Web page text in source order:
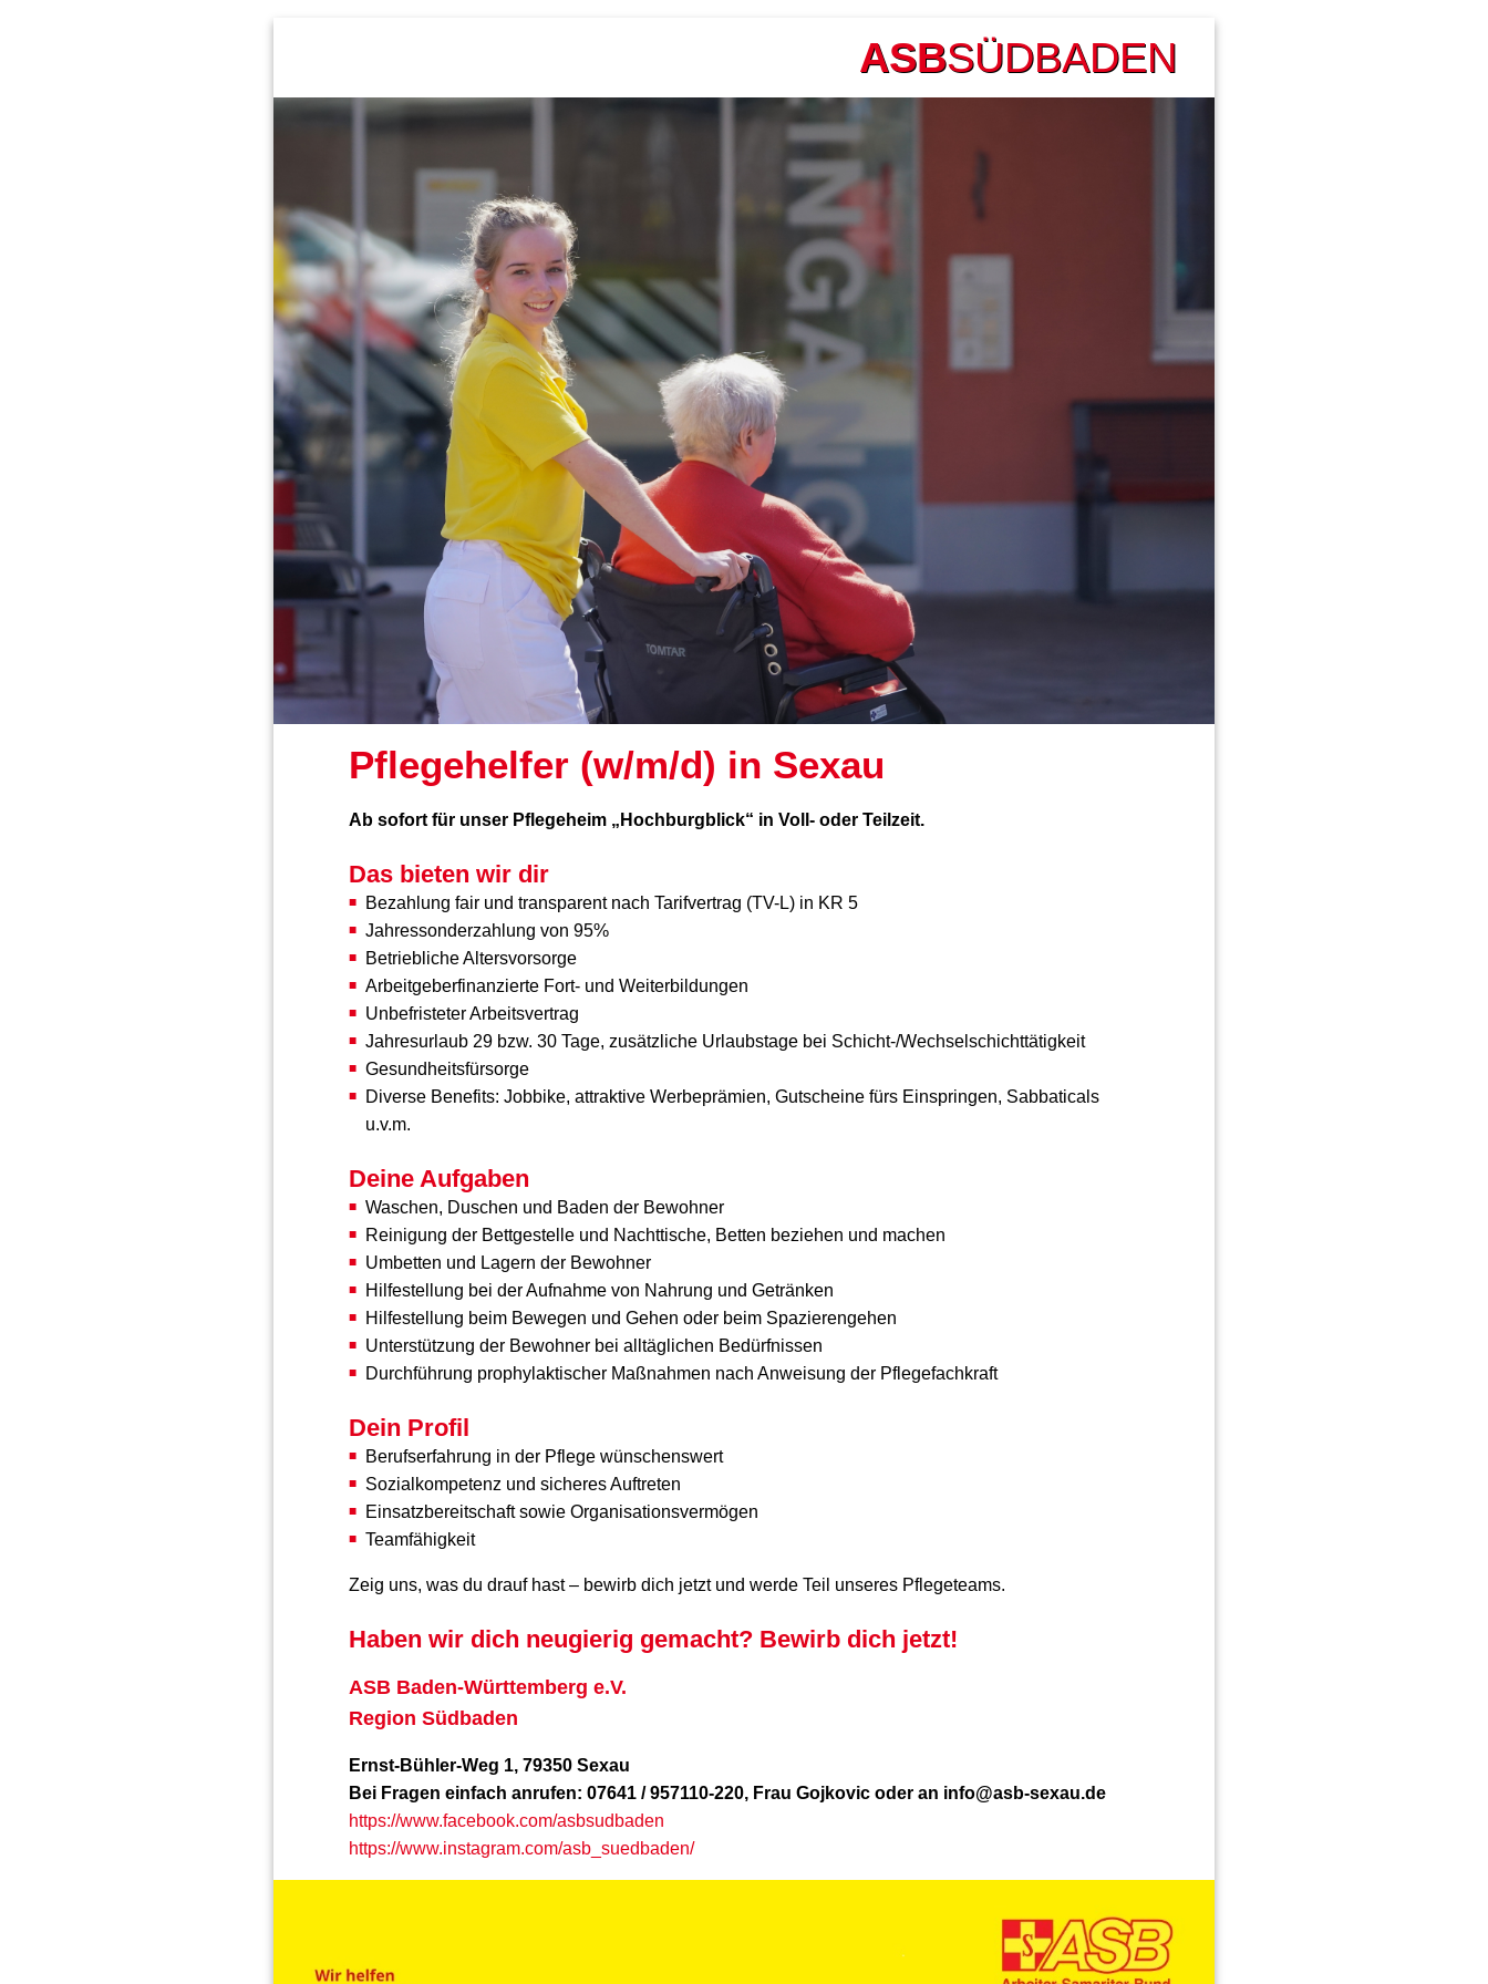
ASBSÜDBADEN
Pflegehelfer (w/m/d) in Sexau
Ab sofort für unser Pflegeheim „Hochburgblick“ in Voll- oder Teilzeit.
Das bieten wir dir
Bezahlung fair und transparent nach Tarifvertrag (TV-L) in KR 5
Jahressonderzahlung von 95%
Betriebliche Altersvorsorge
Arbeitgeberfinanzierte Fort- und Weiterbildungen
Unbefristeter Arbeitsvertrag
Jahresurlaub 29 bzw. 30 Tage, zusätzliche Urlaubstage bei Schicht-/Wechselschichttätigkeit
Gesundheitsfürsorge
Diverse Benefits: Jobbike, attraktive Werbeprämien, Gutscheine fürs Einspringen, Sabbaticals
u.v.m.
Deine Aufgaben
Waschen, Duschen und Baden der Bewohner
Reinigung der Bettgestelle und Nachttische, Betten beziehen und machen
Umbetten und Lagern der Bewohner
Hilfestellung bei der Aufnahme von Nahrung und Getränken
Hilfestellung beim Bewegen und Gehen oder beim Spazierengehen
Unterstützung der Bewohner bei alltäglichen Bedürfnissen
Durchführung prophylaktischer Maßnahmen nach Anweisung der Pflegefachkraft
Dein Profil
Berufserfahrung in der Pflege wünschenswert
Sozialkompetenz und sicheres Auftreten
Einsatzbereitschaft sowie Organisationsvermögen
Teamfähigkeit
Zeig uns, was du drauf hast – bewirb dich jetzt und werde Teil unseres Pflegeteams.
Haben wir dich neugierig gemacht? Bewirb dich jetzt!
ASB Baden-Württemberg e.V.
Region Südbaden
Ernst-Bühler-Weg 1, 79350 Sexau
Bei Fragen einfach anrufen: 07641 / 957110-220, Frau Gojkovic oder an info@asb-sexau.de
https://www.facebook.com/asbsudbaden
https://www.instagram.com/asb_suedbaden/